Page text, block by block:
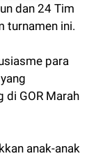
dan 24 Tim
turnamen ini.
para
di GOR Marah
anak-anak